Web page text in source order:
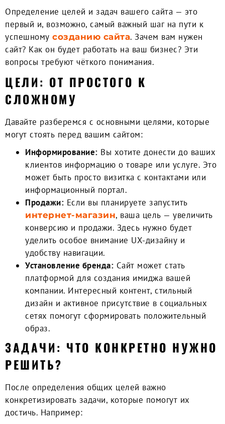
Определение целей и задач вашего сайта — это
первый и, возможно, самый важный шаг на пути к
успешному созданию сайта. Зачем вам нужен
сайт? Как он будет работать на ваш бизнес? Эти
вопросы требуют чёткого понимания.
ЦЕЛИ: ОТ ПРОСТОГО К
СЛОЖНОМУ
Давайте разберемся с основными целями, которые
могут стоять перед вашим сайтом:
Информирование: Вы хотите донести до ваших
клиентов информацию о товаре или услуге. Это
может быть просто визитка с контактами или
информационный портал.
Продажи: Если вы планируете запустить
интернет-магазин, ваша цель — увеличить
конверсию и продажи. Здесь нужно будет
уделить особое внимание UX-дизайну и
удобству навигации.
Установление бренда: Сайт может стать
платформой для создания имиджа вашей
компании. Интересный контент, стильный
дизайн и активное присутствие в социальных
сетях помогут сформировать положительный
образ.
ЗАДАЧИ: ЧТО КОНКРЕТНО НУЖНО
РЕШИТЬ?
После определения общих целей важно
конкретизировать задачи, которые помогут их
достичь. Например: